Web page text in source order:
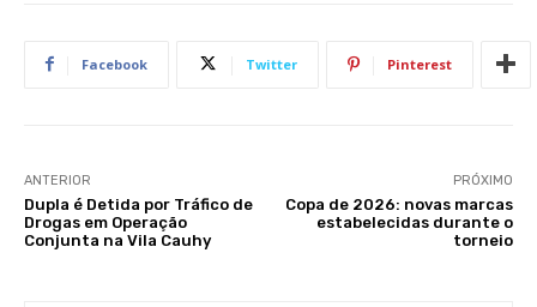
Facebook Twitter Pinterest
ANTERIOR
Dupla é Detida por Tráfico de
Drogas em Operação
Conjunta na Vila Cauhy
PRÓXIMO
Copa de 2026: novas marcas
estabelecidas durante o
torneio